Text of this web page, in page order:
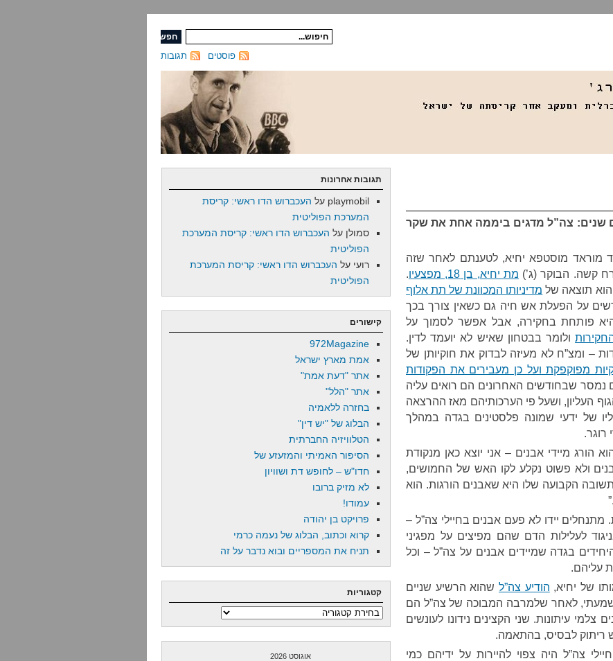
תגובות פוסטים
שנים: צה”ל מדגים ביממה אחת את שקר
מוראד מוסטפא יחיא, לטענתם לאחר שזה
קשה. הבוקר (ג’) מת יחיא, בן 18, מפצעיו
.
הוא תוצאה של מדיניותו המכוונת של תת אלוף
על הפעלת אש חיה גם כשאין צורך בכך
פותחת בחקירה, אבל אפשר לסמוך על
ולומר בבטחון שאיש לא יועמד לדין.
– ומצ”ח לא מעיזה לבדוק את חוקיותן של
מפוקפקת ועל כן מעבירים את הפקודות
נמסר שבחודשים האחרונים הם רואים עליה
העליון, ושעל פי הערכותיהם מאז ההרצאה
של ידעי שמונה פלסטינים בגדה במהלך
רוגר.
הורג מיידי אבנים – אני יוצא כאן מנקודת
ולא פשוט נקלע לקו האש של החמושים,
הקבועה שלו היא שאבנים הורגות. הוא
יידו לא פעם אבנים בחיילי צה”ל –
לעלילות הדם שהם מפיצים על מפגיני
בגדה שמיידים אבנים על צה”ל – וכל
עליהם.
של יחיא, הודיע צה”לשהוא הרשיע שניים
לאחר שלמרבה המבוכה של צה”ל הם
צלמי עיתונות. שני הקצינים נידונו לעונשים
ריתוק לבסיס, בהתאמה.
צה”ל היה צפוי להיירות על ידיהם כמי
תגובות אחרונות
playmobil על העכברוש הדו ראשי: קריסת
המערכת הפוליטית
סמולן על העכברוש הדו ראשי: קריסת המערכת
הפוליטית
רועי על העכברוש הדו ראשי: קריסת המערכת
הפוליטית
קישורים
972Magazine
אמת מארץ ישראל
אתר "דעת אמת"
אתר "הלל"
בחזרה ללאמיה
הבלוג של "יש דין"
הטלוויזיה החברתית
הסיפור האמיתי והמזעזע של
חדו"ש – לחופש דת ושוויון
לא מזיק ברובו
עמודו!
פרויקט בן יהודה
קרוא וכתוב, הבלוג של נעמה כרמי
תניח את המספריים ובוא נדבר על זה
קטגוריות
קטגוריות
אוגוסט 2026